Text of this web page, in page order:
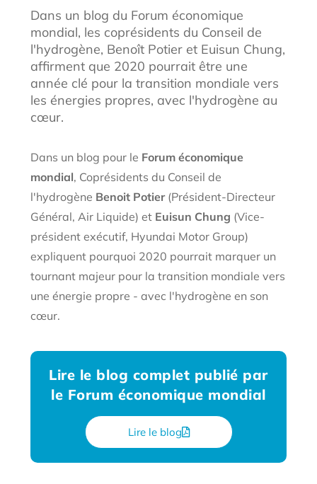
Dans un blog du Forum économique
mondial, les coprésidents du Conseil de
l'hydrogène, Benoît Potier et Euisun Chung,
affirment que 2020 pourrait être une
année clé pour la transition mondiale vers
les énergies propres, avec l'hydrogène au
cœur.
Dans un blog pour le Forum économique
mondial, Coprésidents du Conseil de
l'hydrogène Benoit Potier(Président-Directeur
Général, Air Liquide) et Euisun Chung (Vice-
président exécutif, Hyundai Motor Group)
expliquent pourquoi 2020 pourrait marquer un
tournant majeur pour la transition mondiale vers
une énergie propre - avec l'hydrogène en son
cœur.
Lire le blog complet publié par
le Forum économique mondial
Lire le blog